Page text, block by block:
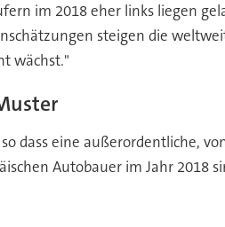
im 2018 eher links liegen
steigen die
wächst."
dass eine außerordentliche,
Autobauer im Jahr 2018